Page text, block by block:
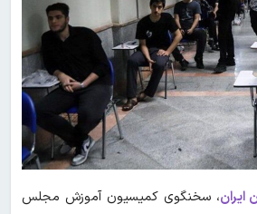
ایران، سخنگوی کمیسیون آموزش مجلس